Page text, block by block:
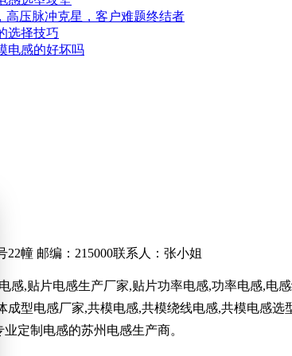
高压脉冲克星，客户难题终结者
选择技巧
电感的好坏吗
幢 邮编：215000联系人：张小姐
感,贴片电感生产厂家,贴片功率电感,功率电感,电
成型电感厂家,共模电感,共模绕线电感,共模电感
定制电感的苏州电感生产商。